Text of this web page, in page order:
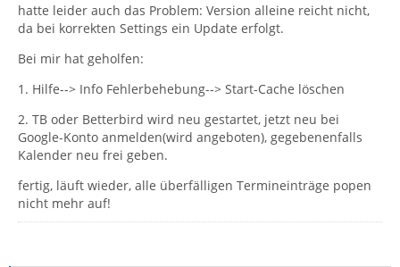
hatte leider auch das Problem: Version alleine reicht nicht,
da bei korrekten Settings ein Update erfolgt.
Bei mir hat geholfen:
1. Hilfe--> Info Fehlerbehebung--> Start-Cache löschen
2. TB oder Betterbird wird neu gestartet, jetzt neu bei
Google-Konto anmelden(wird angeboten), gegebenenfalls
Kalender neu frei geben.
fertig, läuft wieder, alle überfälligen Termineinträge popen
nicht mehr auf!